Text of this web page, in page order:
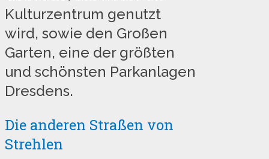
Kulturzentrum genutzt
wird, sowie den Großen
Garten, eine der größten
und schönsten Parkanlagen
Dresdens.
Die anderen Straßen von
Strehlen